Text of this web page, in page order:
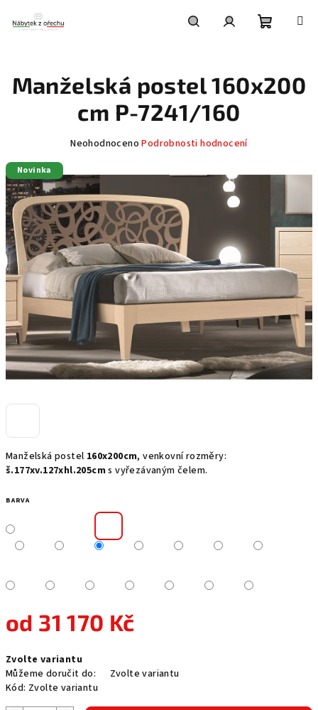
obsah
košík
Manželská postel 160x200cm, venkovní rozměry:
š.177xv.127xhl.205cm s vyřezávaným čelem.
BARVA
od 31 170 Kč
cena:
Zvolte variantu
Můžeme doručit do:
Zvolte variantu
Kód: Zvolte variantu
Manželská postel 160x200
cm P-7241/160
Průměrné
produktu
je
0,0
z
hvězdiček.
Neohodnoceno Podrobnosti hodnocení
Novinka